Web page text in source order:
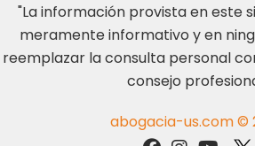
"La información provista en este
meramente informativo y en
reemplazar la consulta personal
consejo
abogacia-us.com ©